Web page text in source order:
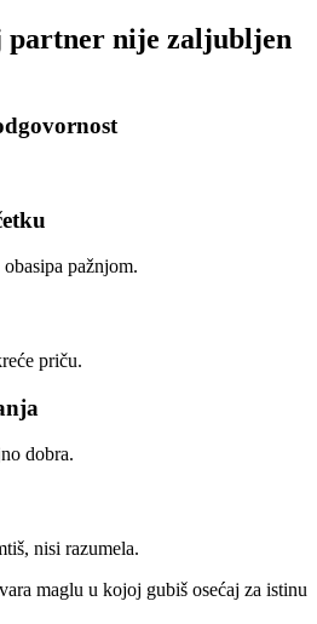
partner nije zaljubljen
pažnjom.
priču.
dobra.
nisi razumela.